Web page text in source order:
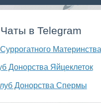
Чаты в Telegram
Материнства
Донорства Яйцеклеток
Донорства Спермы